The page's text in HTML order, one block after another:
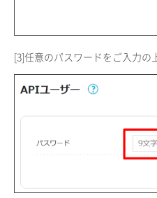
[3]任意のパスワードをご入力の